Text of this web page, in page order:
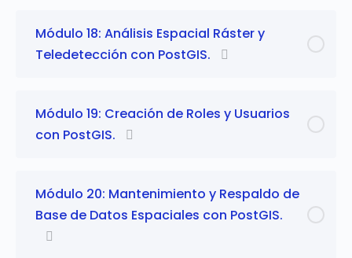
Módulo 18: Análisis Espacial Ráster y
Teledetección con PostGIS.
Módulo 19: Creación de Roles y Usuarios
con PostGIS.
Módulo 20: Mantenimiento y Respaldo de
Base de Datos Espaciales con PostGIS.